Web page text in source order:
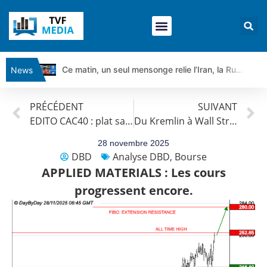
News
Ce matin, un seul mensonge relie l’Iran, la Russie et Trump | par Louis Antoine Michelet
Ce que Trump, Téhéran et Pékin ne veulent pas que vous voyiez ensemble | par Louis-Antoine Michelet
Vente du Turbo infini BEST PUT COINBASE WO83V à 0,51 € (+46 %)
DAX40 : Poursuite de la croissance ? | Erick Sebban – Chrono DAX
CAPGEMINI : Un signal haussier avant les résultats ? | Daniel Cohen de Lara – Market Movers
PRÉCÉDENT
EDITO CAC40 : plat sans marchés américains
SUIVANT
Du Kremlin à Wall Street, tensions, turbulences et tempêtes économiques | par Louis-Antoine Michelet
28 novembre 2025
DBD Analyse DBD, Bourse
APPLIED MATERIALS : Les cours
progressent encore.